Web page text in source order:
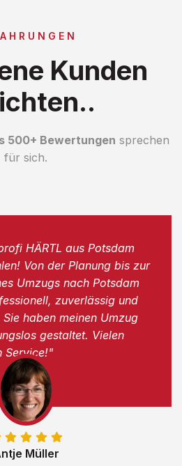
Kunden
500+ Bewertungen sprechen
für sich.
Müller
HÄRTL aus Potsdam
Von der Planung bis zur
Umzugs nach Potsdam
zuverlässig und
haben meinen Umzug
gestaltet. Vielen
Service!"